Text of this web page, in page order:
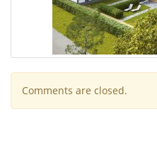
Comments are closed.